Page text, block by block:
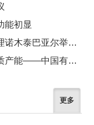
能初显
中铝集团董事长段向东与蒙古国副总理诺木泰巴亚尔举行会谈
锻造无愧时代无愧使命的世界一流新质产能——中国有色金属工业的战略应对与破局之道（二）
更多